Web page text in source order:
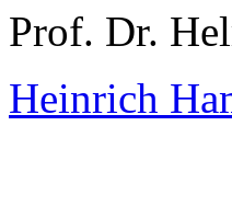
Prof. Dr.
Heinrich